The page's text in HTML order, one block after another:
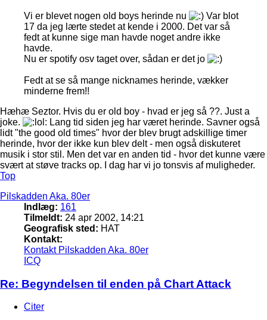
Vi er blevet nogen old boys herinde nu
Var blot
17 da jeg lærte stedet at kende i 2000. Det var så
fedt at kunne sige man havde noget andre ikke
havde.
Nu er spotify osv taget over, sådan er det jo
Fedt at se så mange nicknames herinde, vækker
minderne frem!!
Hæhæ Seztor. Hvis du er old boy - hvad er jeg så ??. Just a
joke.
Lang tid siden jeg har været herinde. Savner også
lidt "the good old times" hvor der blev brugt adskillige timer
herinde, hvor der ikke kun blev delt - men også diskuteret
musik i stor stil. Men det var en anden tid - hvor det kunne være
svært at støve tracks op. I dag har vi jo tonsvis af muligheder.
Top
Pilskadden Aka. 80er
Indlæg: 161
Tilmeldt: 24 apr 2002, 14:21
Geografisk sted: HAT
Kontakt:
Kontakt Pilskadden Aka. 80er
ICQ
Re: Begyndelsen til enden på Chart Attack
Citer